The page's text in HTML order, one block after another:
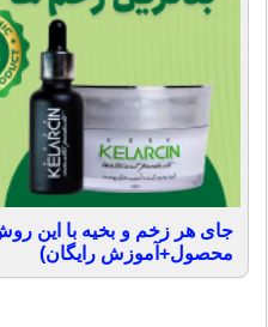
محصول+آموزش رایگان)